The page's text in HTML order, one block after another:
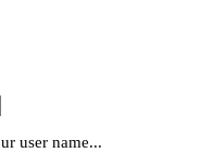
user name...